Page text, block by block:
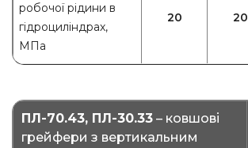
робочої рідини в
гідроциліндрах,
МПа
20 20
ПЛ-70.43, ПЛ-30.33 – ковшові
грейфери з вертикальним